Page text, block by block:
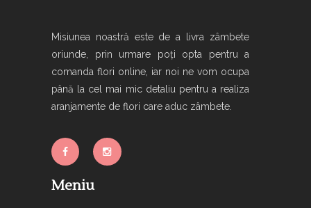
Misiunea noastră este de a livra zâmbete
oriunde, prin urmare poți opta pentru a
comanda flori online, iar noi ne vom ocupa
până la cel mai mic detaliu pentru a realiza
aranjamente de flori care aduc zâmbete.
Meniu